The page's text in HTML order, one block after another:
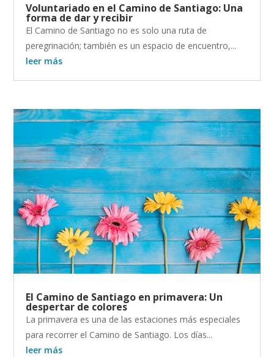
Voluntariado en el Camino de Santiago: Una
forma de dar y recibir
El Camino de Santiago no es solo una ruta de
peregrinación; también es un espacio de encuentro,...
leer más
El Camino de Santiago en primavera: Un
despertar de colores
La primavera es una de las estaciones más especiales
para recorrer el Camino de Santiago. Los días...
leer más